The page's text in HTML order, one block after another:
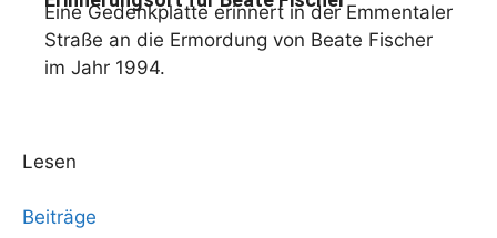
Eine Gedenkplatte erinnert in der Emmentaler
Straße an die Ermordung von Beate Fischer
im Jahr 1994.
Lesen
Beiträge